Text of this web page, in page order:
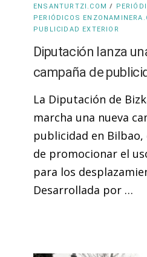
ENSANTURTZI.COM /
PERIÓDICOS
PUBLICIDAD EXTERIOR
Diputación lanza
campaña de
La Diputación de
marcha una nueva
publicidad en
de promocionar el
para los
Desarrollada por …